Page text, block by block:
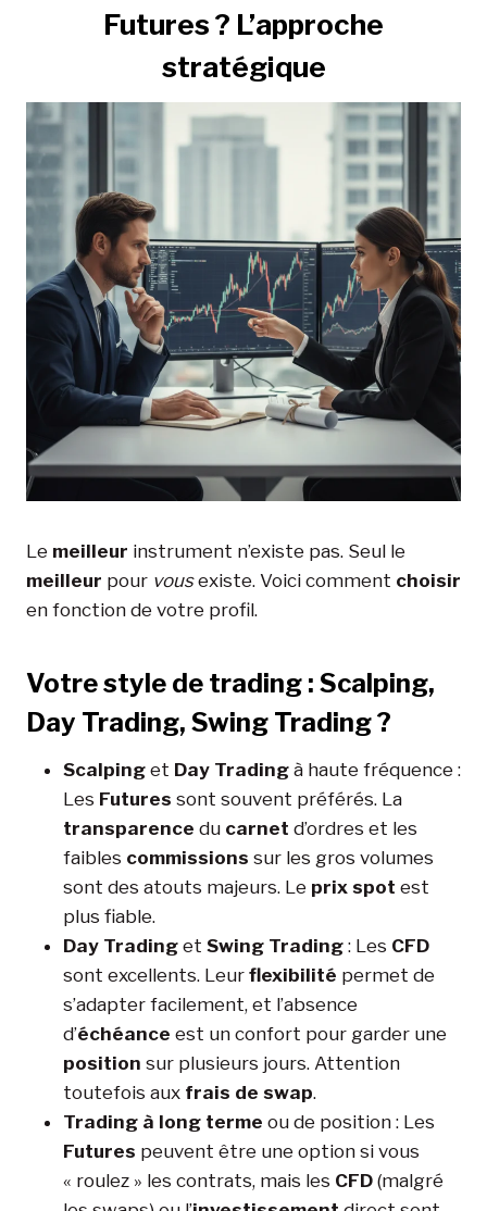
Futures ? L’approche
stratégique
Le meilleur instrument n’existe pas. Seul le
meilleur pour vousexiste. Voici comment choisir
en fonction de votre profil.
Votre style de trading : Scalping,
Day Trading, Swing Trading ?
Scalping et Day Trading à haute fréquence :
Les Futures sont souvent préférés. La
transparence du carnet d’ordres et les
faibles commissions sur les gros volumes
sont des atouts majeurs. Le prix spot est
plus fiable.
Day Trading et Swing Trading : Les CFD
sont excellents. Leur flexibilité permet de
s’adapter facilement, et l’absence
d’échéance est un confort pour garder une
position sur plusieurs jours. Attention
toutefois aux frais de swap.
Trading à long terme ou de position : Les
Futures peuvent être une option si vous
« roulez » les contrats, mais les CFD (malgré